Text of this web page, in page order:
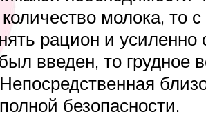
молока, то
рацион и усиленно
введен, то грудное
безопасности.